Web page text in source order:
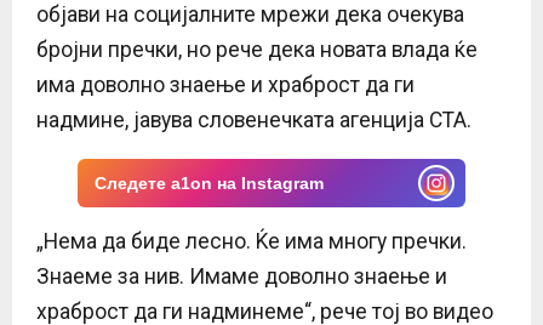
објави на социјалните мрежи дека очекува
бројни пречки, но рече дека новата влада ќе
има доволно знаење и храброст да ги
надмине, јавува словенечката агенција СТА.
Следете a1on на Instagram
„Нема да биде лесно. Ќе има многу пречки.
Знаеме за нив. Имаме доволно знаење и
храброст да ги надминеме“, рече тој во видео